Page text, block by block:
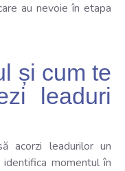
au nevoie în etapa
și cum te
leaduri
acorzi leadurilor un
momentul în